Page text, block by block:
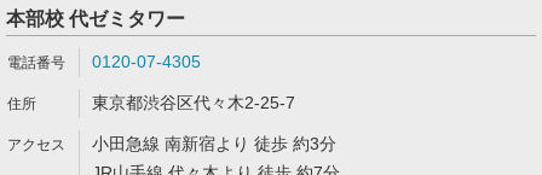
本部校 代ゼミタワー
0120-07-4305
東京都渋谷区代々木2-25-7
小田急線 南新宿より 徒歩 約3分